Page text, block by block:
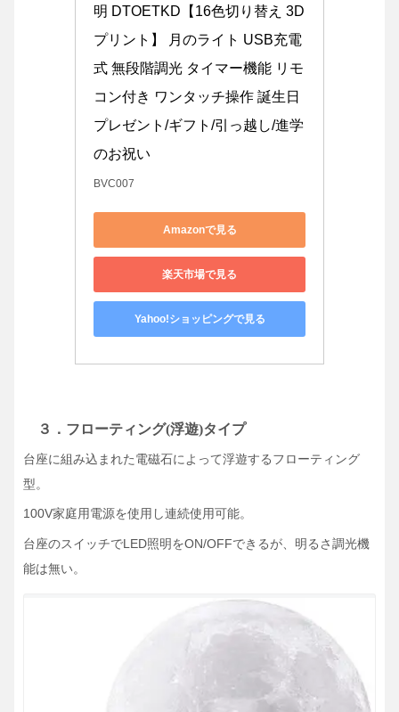
明 DTOETKD【16色切り替え 3D
プリント】 月のライト USB充電
式 無段階調光 タイマー機能 リモ
コン付き ワンタッチ操作 誕生日
プレゼント/ギフト/引っ越し/進学
のお祝い
BVC007
Amazonで見る
楽天市場で見る
Yahoo!ショッピングで見る
３．フローティング(浮遊)タイプ
台座に組み込まれた電磁石によって浮遊するフローティング
型。
100V家庭用電源を使用し連続使用可能。
台座のスイッチでLED照明をON/OFFできるが、明るさ調光機
能は無い。